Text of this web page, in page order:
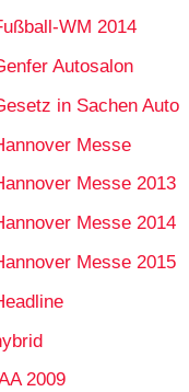
WM 2014
Autosalon
in Sachen Auto
Messe
Messe 2013
Messe 2014
Messe 2015
2009